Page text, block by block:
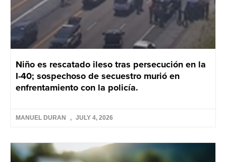
Niño es rescatado ileso tras persecución en la
I-40; sospechoso de secuestro murió en
enfrentamiento con la policía.
MANUEL DURAN JULY 4, 2026